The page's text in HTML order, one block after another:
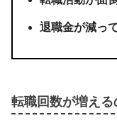
退職金が減っ
転職回数が増え